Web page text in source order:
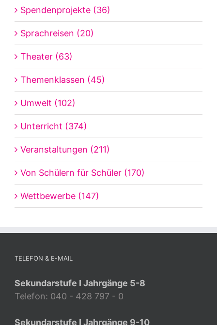
Spendenprojekte (36)
Sprachreisen (20)
Theater (63)
Themenklassen (45)
Umwelt (102)
Unterricht (374)
Veranstaltungen (211)
Von Schülern für Schüler (170)
Wettbewerbe (147)
TELEFON & E-MAIL
Sekundarstufe I Jahrgänge 5-8
Telefon: 040 - 428 797 - 0
Sekundarstufe I Jahrgänge 9-10